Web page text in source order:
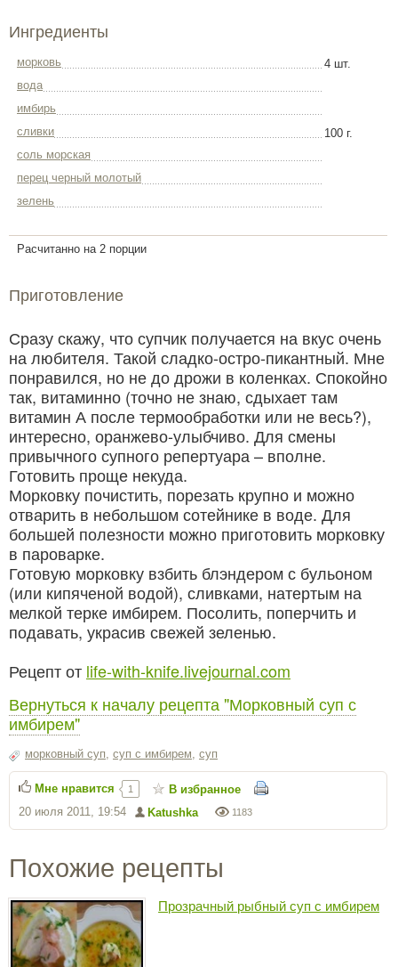
Ингредиенты
морковь
4 шт.
вода
имбирь
сливки
100 г.
соль морская
перец черный молотый
зелень
Расчитанно на 2 порции
Приготовление
Сразу скажу, что супчик получается на вкус очень
на любителя. Такой сладко-остро-пикантный. Мне
понравился, но не до дрожи в коленках. Спокойно
так, витаминно (точно не знаю, сдыхает там
витамин А после термообработки или не весь?),
интересно, оранжево-улыбчиво. Для смены
привычного супного репертуара – вполне.
Готовить проще некуда.
Морковку почистить, порезать крупно и можно
отварить в небольшом сотейнике в воде. Для
большей полезности можно приготовить морковку
в пароварке.
Готовую морковку взбить блэндером с бульоном
(или кипяченой водой), сливками, натертым на
мелкой терке имбирем. Посолить, поперчить и
подавать, украсив свежей зеленью.
Рецепт от life-with-knife.livejournal.com
Вернуться к началу рецепта "Морковный суп с
имбирем"
морковный суп суп с имбирем суп
1183
Katushka
20 июля 2011, 19:54
Мне нравится 1 В избранное
Похожие рецепты
Прозрачный рыбный суп с имбирем